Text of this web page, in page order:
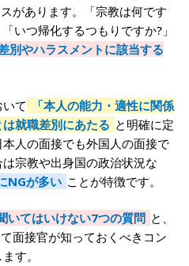
があります。「宗教は何です
いつ帰化するつもりですか?」
別やハラスメントに該当する
て
「本人の能力・適性に関係
就職差別にあたる と明確に定
人の面接でも外国人の面接で
宗教や出身国の政治状況な
NGが多い ことが特徴です。
いてはいけない7つの質問 と、
面接官が知っておくべきコン
す。